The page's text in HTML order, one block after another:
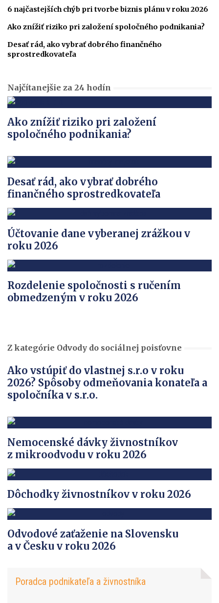
6 najčastejších chýb pri tvorbe biznis plánu v roku 2026
Ako znížiť riziko pri založení spoločného podnikania?
Desať rád, ako vybrať dobrého finančného
sprostredkovateľa
Najčítanejšie za 24 hodín
Ako znížiť riziko pri založení
spoločného podnikania?
Desať rád, ako vybrať dobrého
finančného sprostredkovateľa
Účtovanie dane vyberanej zrážkou v
roku 2026
Rozdelenie spoločnosti s ručením
obmedzeným v roku 2026
Z kategórie Odvody do sociálnej poisťovne
Ako vstúpiť do vlastnej s.r.o v roku
2026? Spôsoby odmeňovania konateľa a
spoločníka v s.r.o.
Nemocenské dávky živnostníkov
z mikroodvodu v roku 2026
Dôchodky živnostníkov v roku 2026
Odvodové zaťaženie na Slovensku
a v Česku v roku 2026
Poradca podnikateľa a živnostníka